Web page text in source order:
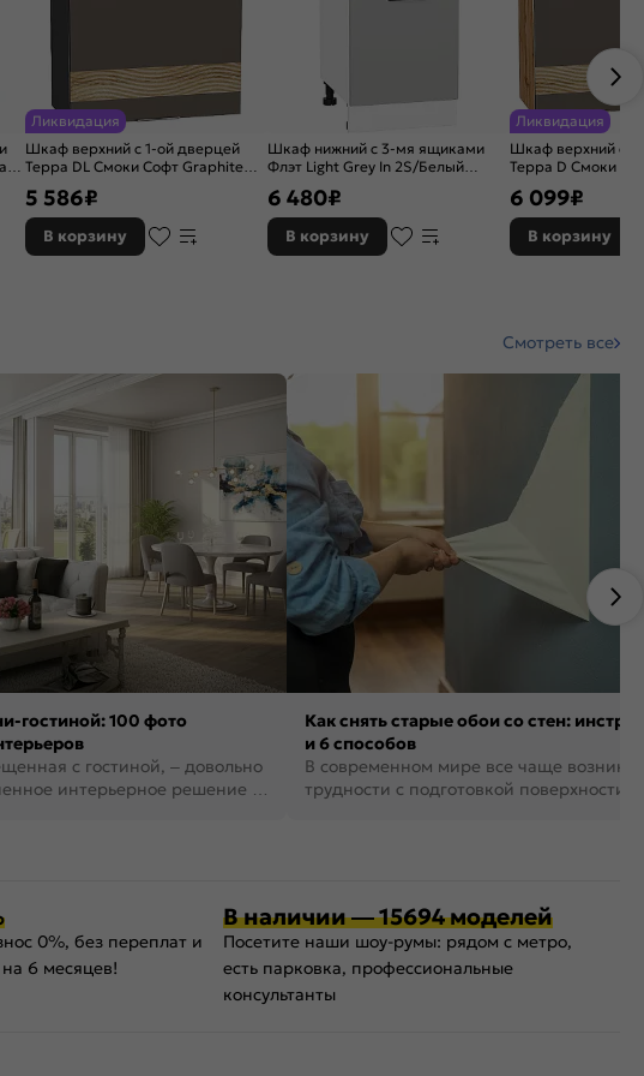
Ликвидация
Шкаф верхний с 1-ой дверцей
Терра DL Смоки Софт Graphite
5 586₽
В корзину
Шкаф нижний с 3-мя ящиками
Флэт Light Grey In 2S/Белый
6 480₽
В корзину
Ликвидация
Шкаф верхний с
Терра D Смоки
6 099₽
В корзину
Смотреть все
гостиной: 100 фото
с гостиной, – довольно
интерьерное решение в
Как снять старые обои со стен:
и 6 способов
В современном мире все чаще
трудности с подготовкой поверхности
0%, без переплат и
6 месяцев!
В наличии — 15694 моделей
Посетите наши шоу-румы: рядом с метро,
есть парковка, профессиональные
консультанты